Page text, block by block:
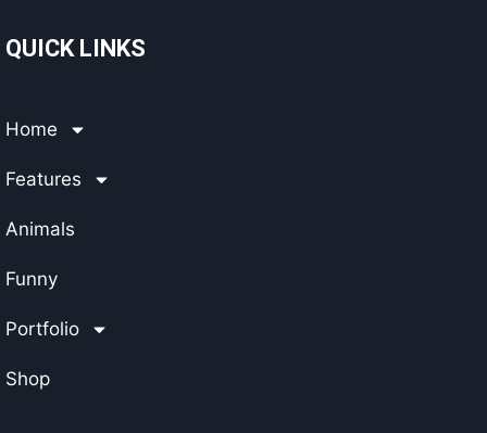
QUICK LINKS
Home
Features
Animals
Funny
Portfolio
Shop